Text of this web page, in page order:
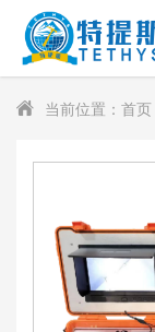
当前位置：首页